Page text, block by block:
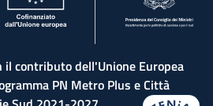
il contributo dell'Unione Europea
PN Metro Plus e Città